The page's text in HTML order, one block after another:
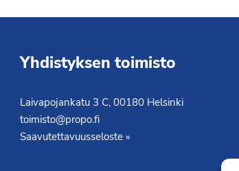
Yhdistyksen toimisto
Laivapojankatu 3 C, 00180 Helsinki
toimisto@propo.fi
Saavutettavuusseloste »